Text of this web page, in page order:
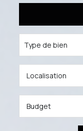
Type de bien
Budget